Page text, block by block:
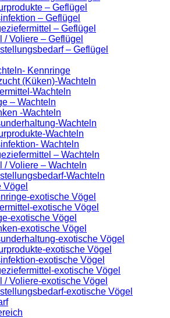
– Geflügel
– Geflügel
– Geflügel
/ Voliere – Geflügel
– Geflügel
Kennringe
(Küken)-Wachteln
Wachteln
– Wachteln
-Wachteln
Wachteln
Wachteln
Wachteln
– Wachteln
/ Voliere – Wachteln
Wachteln
Vögel
exotische Vögel
exotische Vögel
exotische Vögel
exotische Vögel
exotische Vögel
exotische Vögel
exotische Vögel
exotische Vögel
/ Voliere-exotische Vögel
exotische Vögel